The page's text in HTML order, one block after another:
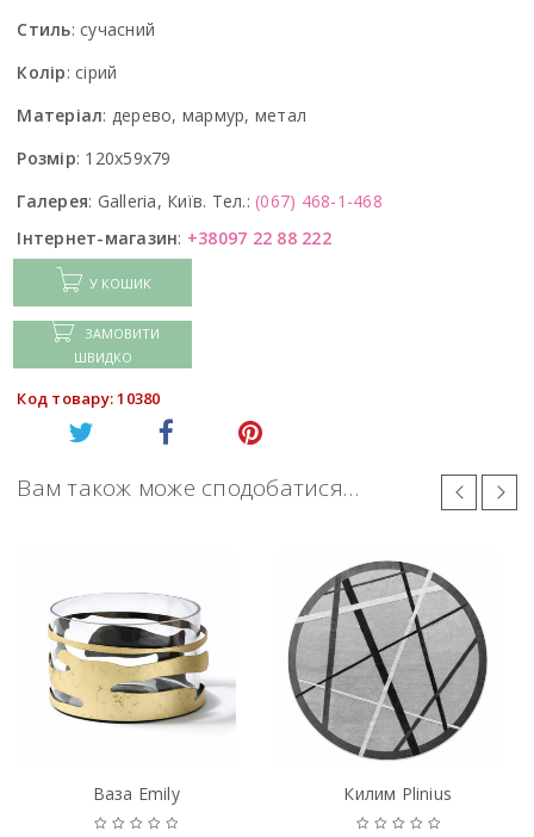
Стиль: сучасний
Колір: сірий
Матеріал: дерево, мармур, метал
Розмір: 120x59x79
Галерея: Galleria, Київ. Тел.: (067) 468-1-468
Інтернет-магазин: +38097 22 88 222
У КОШИК
ЗАМОВИТИ
ШВИДКО
Код товару: 10380
Вам також може сподобатися…
Ваза Emily Килим Plinius